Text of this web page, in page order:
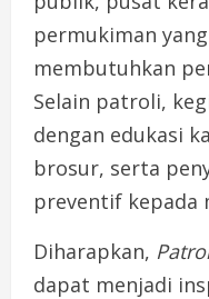
permukiman yang
membutuhkan
Selain patroli,
dengan edukasi
brosur, serta
preventif kepada
Diharapkan,
dapat menjadi